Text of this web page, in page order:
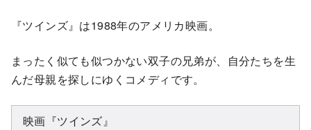
『ツインズ』は1988年のアメリカ映画。
まったく似ても似つかない双子の兄弟が、自分たちを生
んだ母親を探しにゆくコメディです。
映画『ツインズ』